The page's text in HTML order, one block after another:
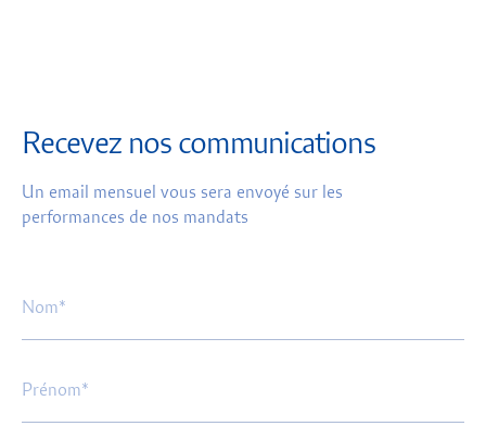
Recevez nos communications
Un email mensuel vous sera envoyé sur les
performances de nos mandats